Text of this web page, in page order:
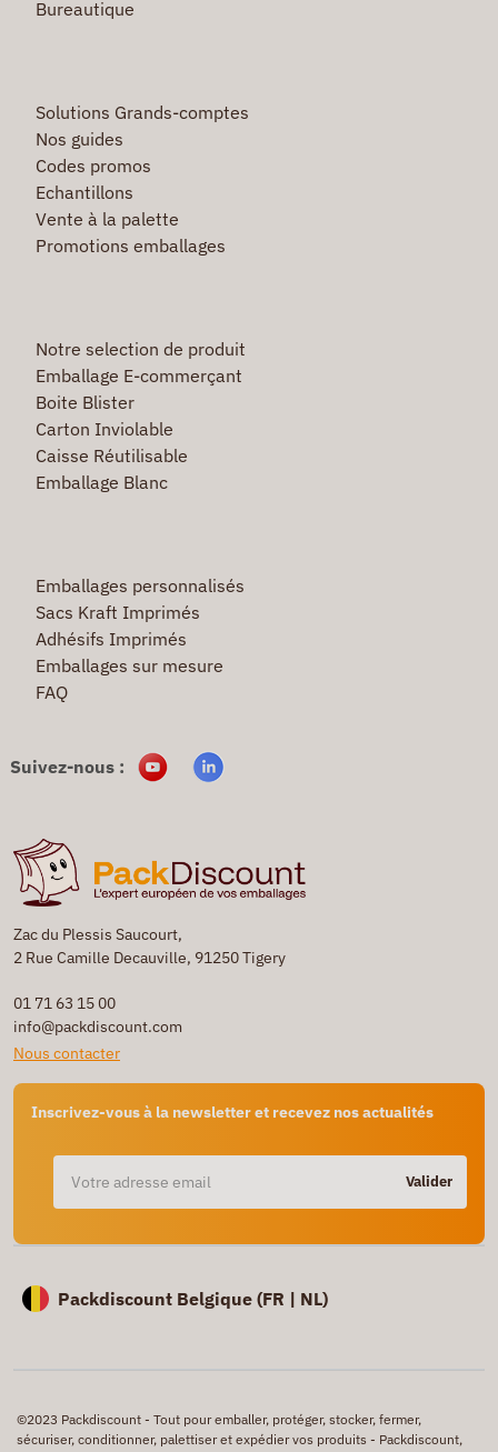
Zac du Plessis Saucourt,
2 Rue Camille Decauville, 91250 Tigery
01 71 63 15 00
info@packdiscount.com
Nous contacter
Inscrivez-vous à la newsletter et recevez nos actualités
Valider
Bureautique
Solutions Grands-comptes
Nos guides
Codes promos
Echantillons
Vente à la palette
Promotions emballages
Notre selection de produit
Emballage E-commerçant
Boite Blister
Carton Inviolable
Caisse Réutilisable
Emballage Blanc
Emballages personnalisés
Sacs Kraft Imprimés
Adhésifs Imprimés
Emballages sur mesure
FAQ
Suivez-nous :
Packdiscount Belgique (FR | NL)
©2023 Packdiscount - Tout pour emballer, protéger, stocker, fermer,
sécuriser, conditionner, palettiser et expédier vos produits - Packdiscount,